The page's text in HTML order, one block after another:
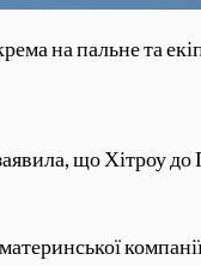
на пальне та
що Хітроу до